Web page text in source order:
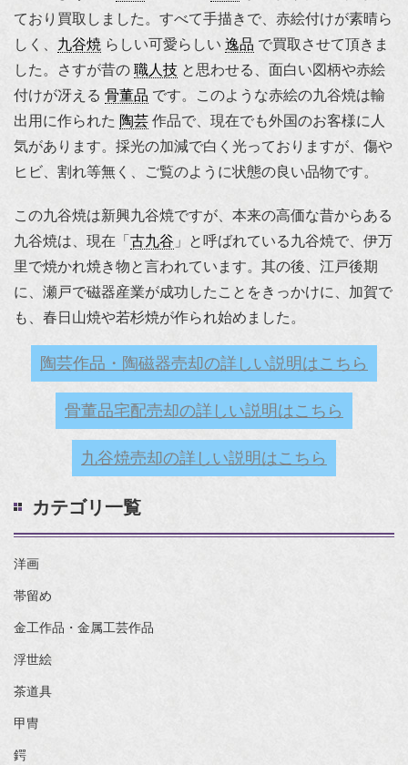
ており買取しました。すべて手描きで、赤絵付けが素晴ら
しく、 九谷焼 らしい可愛らしい 逸品 で買取させて頂きま
した。さすが昔の 職人技 と思わせる、面白い図柄や赤絵
付けが冴える 骨董品 です。このような赤絵の九谷焼は輸
出用に作られた 陶芸 作品で、現在でも外国のお客様に人
気があります。採光の加減で白く光っておりますが、傷や
ヒビ、割れ等無く、ご覧のように状態の良い品物です。
この九谷焼は新興九谷焼ですが、本来の高価な昔からある
九谷焼は、現在「 古九谷 」と呼ばれている九谷焼で、伊万
里で焼かれ焼き物と言われています。其の後、江戸後期
に、瀬戸で磁器産業が成功したことをきっかけに、加賀で
も、春日山焼や若杉焼が作られ始めました。
陶芸作品・陶磁器売却の詳しい説明はこちら
骨董品宅配売却の詳しい説明はこちら
九谷焼売却の詳しい説明はこちら
カテゴリ一覧
洋画
帯留め
金工作品・金属工芸作品
浮世絵
茶道具
甲冑
鍔